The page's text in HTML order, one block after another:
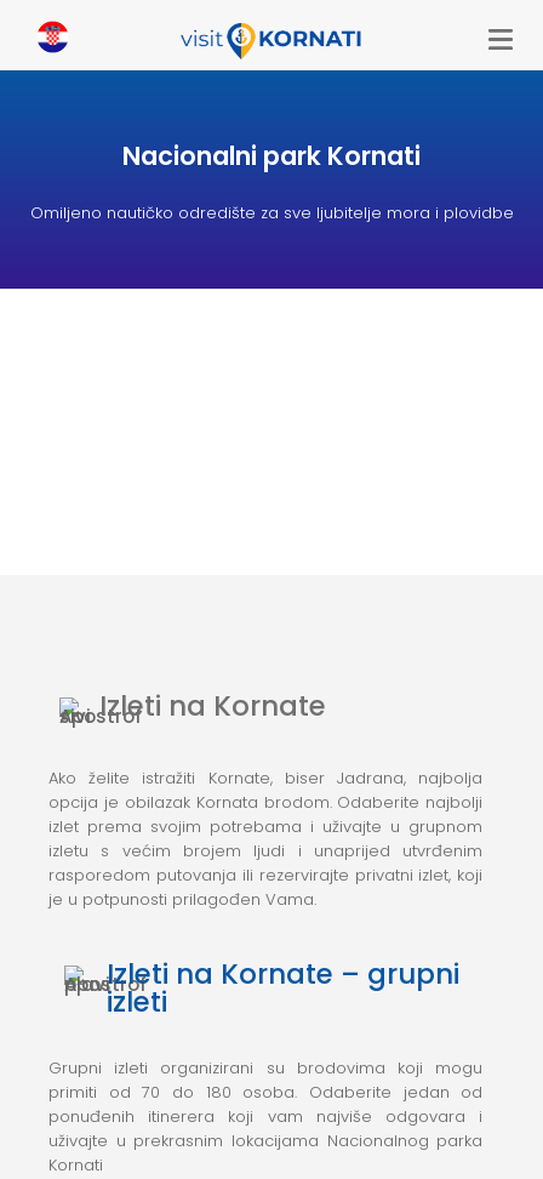
Nacionalni park Kornati
Omiljeno nautičko odredište za sve ljubitelje mora i plovidbe
Izleti na Kornate
Ako želite istražiti Kornate, biser Jadrana, najbolja
opcija je obilazak Kornata brodom. Odaberite najbolji
izlet prema svojim potrebama i uživajte u grupnom
izletu s većim brojem ljudi i unaprijed utvrđenim
rasporedom putovanja ili rezervirajte privatni izlet, koji
je u potpunosti prilagođen Vama.
Izleti na Kornate – grupni
izleti
Grupni izleti organizirani su brodovima koji mogu
primiti od 70 do 180 osoba. Odaberite jedan od
ponuđenih itinerera koji vam najviše odgovara i
uživajte u prekrasnim lokacijama Nacionalnog parka
Kornati